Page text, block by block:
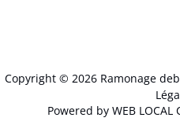
Copyright © 2026 Ramonage
Powered by WEB LOCAL